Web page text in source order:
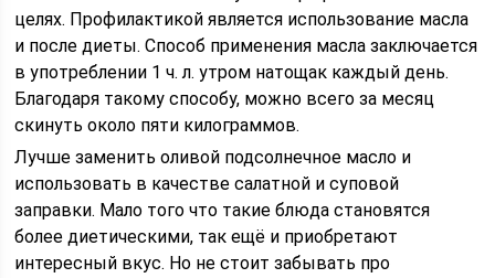
целях. Профилактикой является использование масла
и после диеты. Способ применения масла заключается
в употреблении 1 ч. л. утром натощак каждый день.
Благодаря такому способу, можно всего за месяц
скинуть около пяти килограммов.
Лучше заменить оливой подсолнечное масло и
использовать в качестве салатной и суповой
заправки. Мало того что такие блюда становятся
более диетическими, так ещё и приобретают
интересный вкус. Но не стоит забывать про